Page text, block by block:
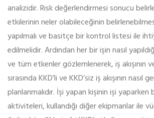
analizidir. Risk değerlendirmesi sonucu
etkilerinin neler olabileceğinin
yapılmalı ve basitçe bir kontrol listesi ile
edilmelidir. Ardından her bir işin nasıl
ve tüm etkenler gözlemlenerek, iş akışının
sırasında KKD’li ve KKD’siz iş akışının nasıl
planlanmalıdır. İşi yapan kişinin işi yaparken
aktiviteleri, kullandığı diğer ekipmanlar ile